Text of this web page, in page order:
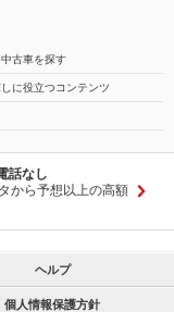
古車を探す
に役立つコンテンツ
話なし
から予想以上の高額
ヘルプ
個人情報保護方針